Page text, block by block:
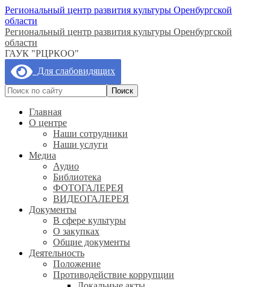
Региональный центр развития культуры Оренбургской
области
Региональный центр развития культуры Оренбургской
области
ГАУК "РЦРКОО"
Для слабовидящих
Главная
О центре
Наши сотрудники
Наши услуги
Медиа
Аудио
Библиотека
ФОТОГАЛЕРЕЯ
ВИДЕОГАЛЕРЕЯ
Документы
В сфере культуры
О закупках
Общие документы
Деятельность
Положение
Противодействие коррупции